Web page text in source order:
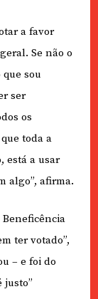
a favor
Se não o
sou
ser
os
toda a
está a usar
algo”, afirma.
Beneficência
ter votado”,
– e foi do
justo”